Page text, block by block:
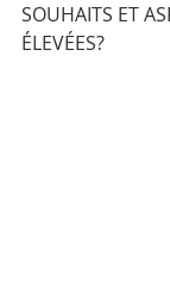
SOUHAITS ET
ÉLEVÉES?